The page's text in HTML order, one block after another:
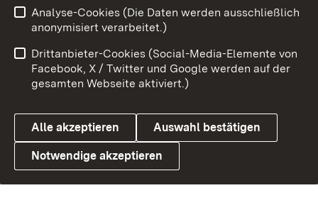
Link zum Landesportal
Analyse-Cookies (Die Daten werden ausschließlich
anonymisiert verarbeitet.)
Drittanbieter-Cookies (Social-Media-Elemente von
Facebook, X / Twitter und Google werden auf der
gesamten Webseite aktiviert.)
Alle akzeptieren Auswahl bestätigen
Notwendige akzeptieren